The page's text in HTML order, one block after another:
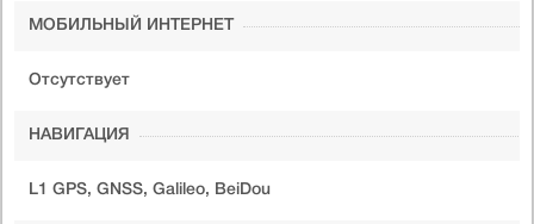
МОБИЛЬНЫЙ ИНТЕРНЕТ
Отсутствует
НАВИГАЦИЯ
L1 GPS, GNSS, Galileo, BeiDou